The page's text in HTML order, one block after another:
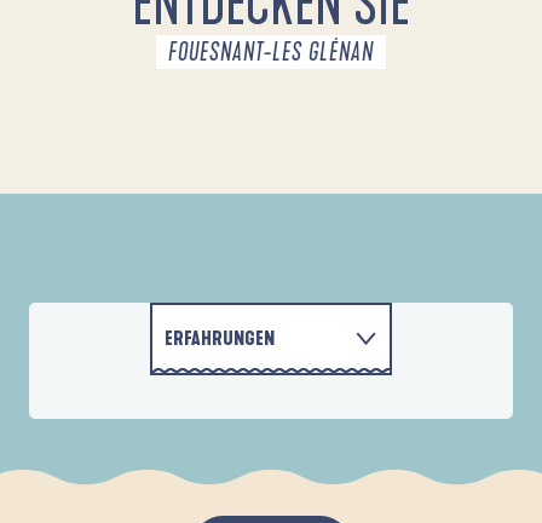
FOUESNANT-LES GLÉNAN
ERFAHRUNGEN
UNTERKÜNFTE